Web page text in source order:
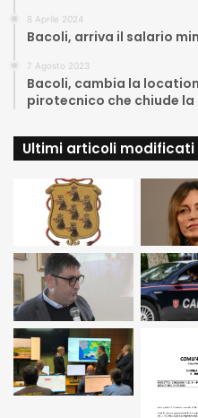
8 Aprile 2024
Bacoli, arriva il salario
7 Agosto 2023
Bacoli, cambia la
pirotecnico che chiude la
Ultimi articoli modificati